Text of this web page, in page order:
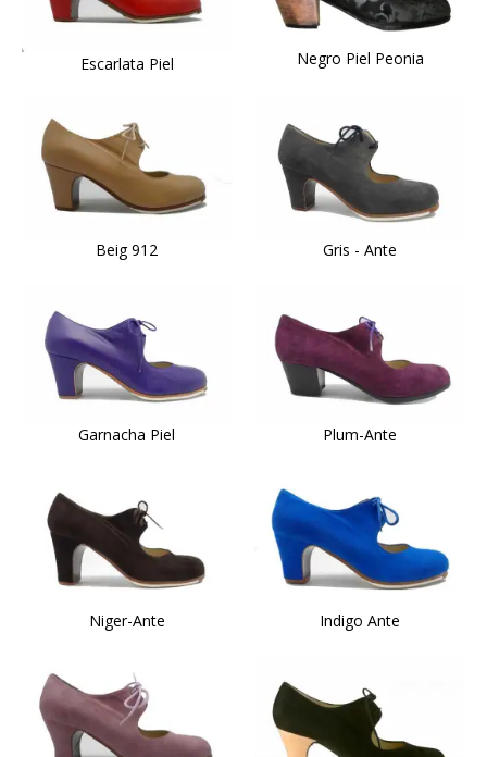
Escarlata Piel Negro Piel Peonia
Beig 912 Gris - Ante
Garnacha Piel Plum-Ante
Niger-Ante Indigo Ante